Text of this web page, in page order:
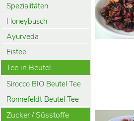
Spezialitäten
Honeybusch
Ayurveda
Eistee
Tee in Beutel
Sirocco BIO Beutel Tee
Ronnefeldt Beutel Tee
Zucker / Süsstoffe